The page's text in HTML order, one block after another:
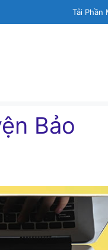
Tải Phần
Bảo